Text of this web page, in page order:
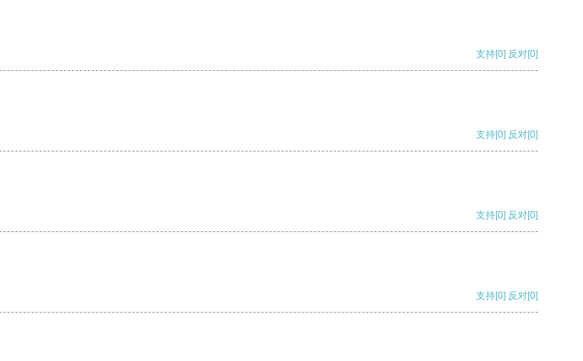
支持[0] 反对[0]
支持[0] 反对[0]
支持[0] 反对[0]
支持[0] 反对[0]